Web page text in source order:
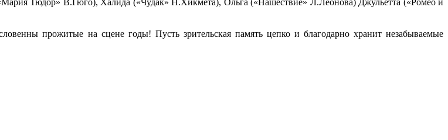
прожитые на сцене годы! Пусть зрительская память цепко и благодарно хранит незабываемые